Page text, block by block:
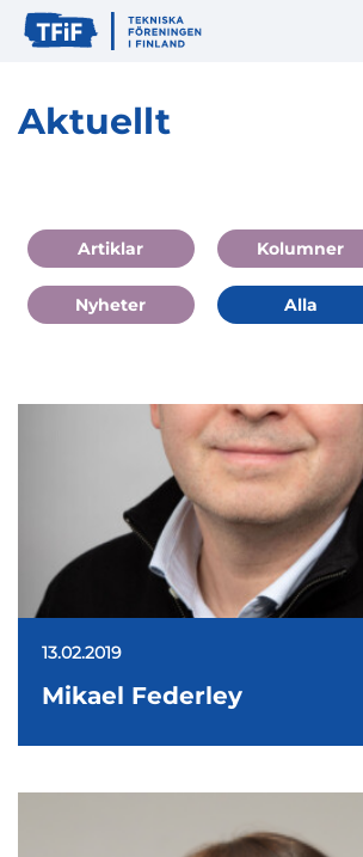
Aktuellt
Artiklar Kolumner
Nyheter Alla
13.02.2019
Mikael Federley